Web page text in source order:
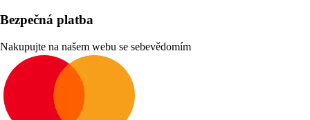
Bezpečná platba
Nakupujte na našem webu se sebevědomím